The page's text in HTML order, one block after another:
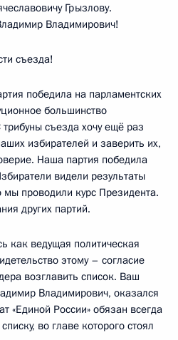
Грызлову.
Владимирович!
съезда!
победила на парламентских
большинство
съезда хочу ещё раз
избирателей и заверить их,
Наша партия победила
видели результаты
проводили курс Президента.
других партий.
как ведущая политическая
этому – согласие
возглавить список. Ваш
Владимирович, оказался
России» обязан всегда
во главе которого стоял